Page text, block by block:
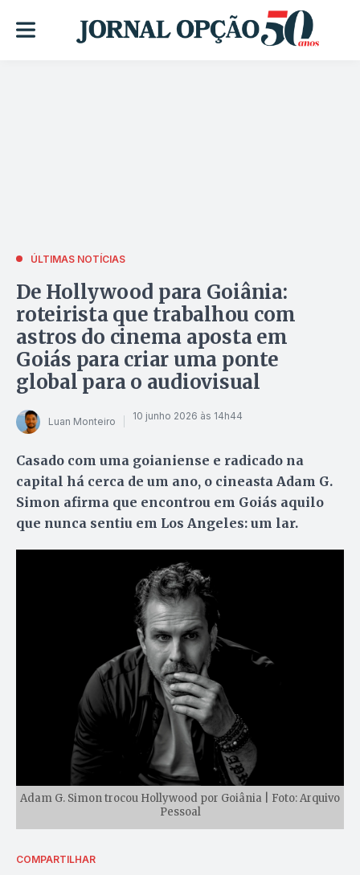
ÚLTIMAS NOTÍCIAS
De Hollywood para Goiânia:
roteirista que trabalhou com
astros do cinema aposta em
Goiás para criar uma ponte
global para o audiovisual
Luan Monteiro 10 junho 2026 às 14h44
Casado com uma goianiense e radicado na
capital há cerca de um ano, o cineasta Adam G.
Simon afirma que encontrou em Goiás aquilo
que nunca sentiu em Los Angeles: um lar.
Adam G. Simon trocou Hollywood por Goiânia | Foto: Arquivo
Pessoal
COMPARTILHAR